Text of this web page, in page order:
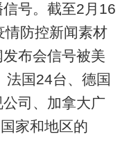
号。截至2月16
情防控新闻素材
布会信号被美
法国24台、德国
司、加拿大广
家和地区的